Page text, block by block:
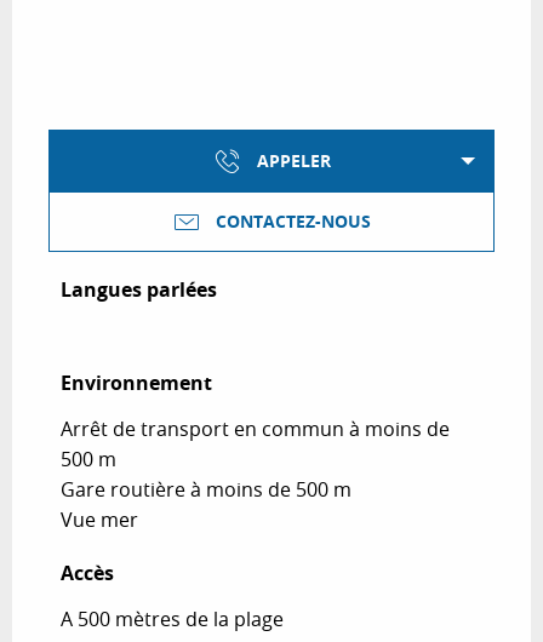
APPELER
CONTACTEZ-NOUS
Langues parlées
Langues parlées
Environnement
Environnement
Arrêt de transport en commun à moins de
500 m
Gare routière à moins de 500 m
Vue mer
Accès
Accès
A 500 mètres de la plage